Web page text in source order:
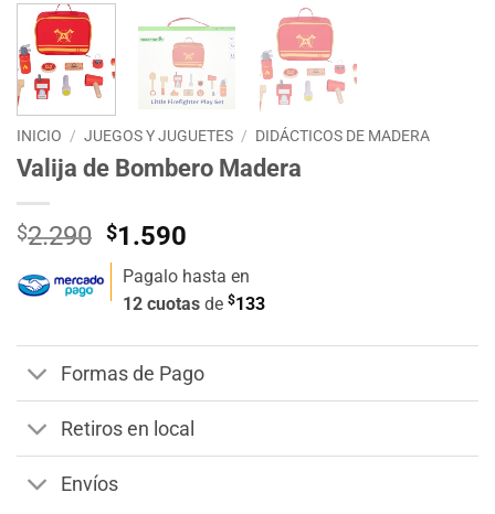
INICIO / JUEGOS Y JUGUETES / DIDÁCTICOS DE MADERA
Valija de Bombero Madera
$2.290 El
precio
original
era:
$2.290.
$1.590
actual
es:
$1.590.
Pagalo hasta en
12 cuotas de $133
Formas de Pago
Retiros en local
Envíos